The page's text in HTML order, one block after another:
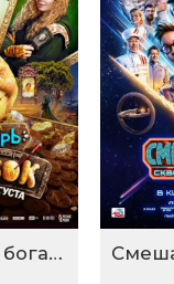
Последний богатырь. Колобок